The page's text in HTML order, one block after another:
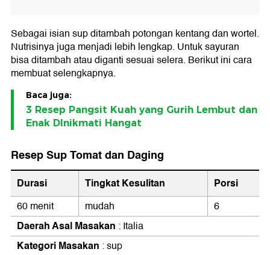
Sebagai isian sup ditambah potongan kentang dan wortel.
Nutrisinya juga menjadi lebih lengkap. Untuk sayuran
bisa ditambah atau diganti sesuai selera. Berikut ini cara
membuat selengkapnya.
Baca juga:
3 Resep Pangsit Kuah yang Gurih Lembut dan
Enak DInikmati Hangat
Resep Sup Tomat dan Daging
Durasi Tingkat Kesulitan Porsi
60 menit mudah 6
Daerah Asal Masakan : Italia
Kategori Masakan : sup